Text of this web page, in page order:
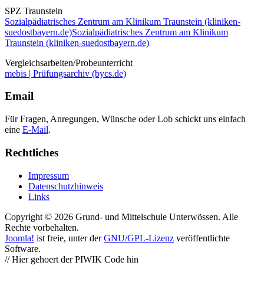
SPZ Traunstein
Sozialpädiatrisches Zentrum am Klinikum Traunstein (kliniken-
suedostbayern.de)Sozialpädiatrisches Zentrum am Klinikum
Traunstein (kliniken-suedostbayern.de)
Vergleichsarbeiten/Probeunterricht
mebis | Prüfungsarchiv (bycs.de)
Email
Für Fragen, Anregungen, Wünsche oder Lob schickt uns einfach
eine E-Mail.
Rechtliches
Impressum
Datenschutzhinweis
Links
Copyright © 2026 Grund- und Mittelschule Unterwössen. Alle
Rechte vorbehalten.
Joomla! ist freie, unter derGNU/GPL-Lizenz veröffentlichte
Software.
// Hier gehoert der PIWIK Code hin